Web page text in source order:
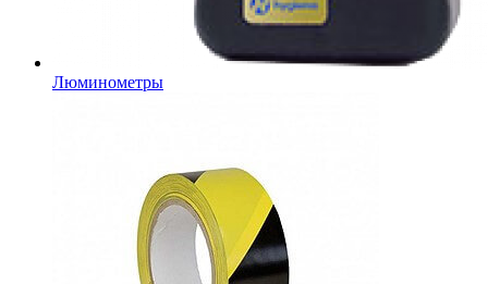
Люминометры